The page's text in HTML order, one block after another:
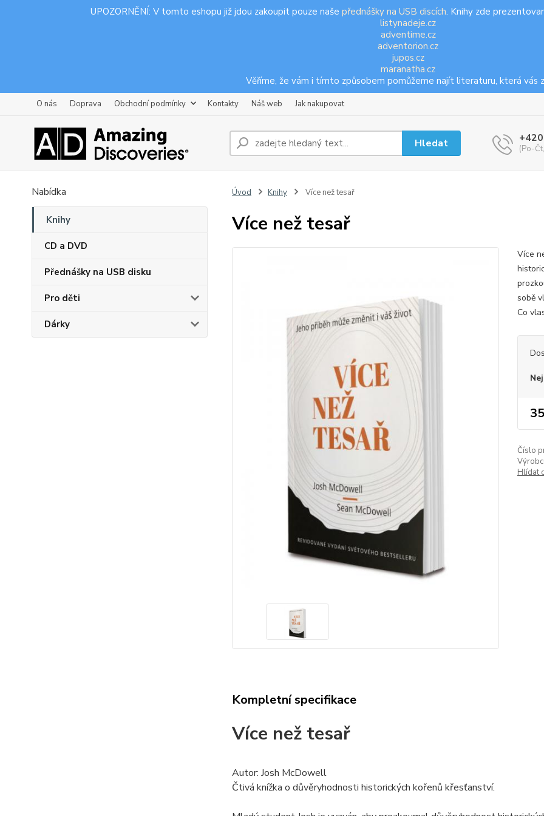
UPOZORNĚNÍ: V tomto eshopu již jdou zakoupit pouze naše přednášky na USB discích. Knihy zde
listynadeje.cz
adventime.cz
adventorion.cz
jupos.cz
maranatha.cz
Věříme, že vám i tímto způsobem pomůžeme najít literaturu, která vás
O nás Doprava Obchodní podmínky Kontakty Náš web Jak nakupovat
Hledat (Po-
Nabídka
Knihy
CD a DVD
Přednášky na USB disku
Pro děti
Dárky
Úvod Knihy Více než tesař
Více než tesař
Více
sobě
Co
Číslo
Hlídat
Kompletní specifikace
Více než tesař
Autor: Josh McDowell
Čtivá knížka o důvěryhodnosti historických kořenů křesťanství.